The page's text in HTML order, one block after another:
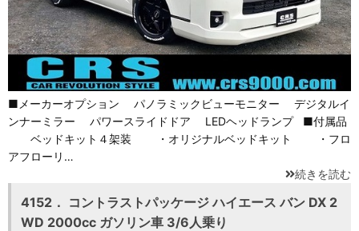
■メーカーオプション パノラミックビューモニター デジタルイ
ンナーミラー パワースライドドア LEDヘッドランプ ■付属品
ベッドキット４架装 ・オリジナルベッドキット ・フロ
アフローリ…
続きを読む
4152． コントラストパッケージ ハイエース バン DX 2
WD 2000cc ガソリン車 3/6人乗り